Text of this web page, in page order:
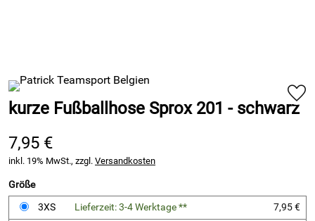
kurze Fußballhose Sprox 201 - schwarz
7,95 €
inkl. 19% MwSt., zzgl. Versandkosten
Größe
3XS
Lieferzeit: 3-4 Werktage **
7,95 €